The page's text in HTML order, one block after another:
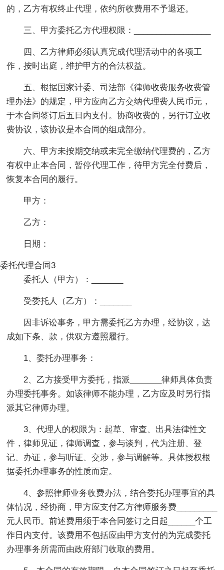
的，乙方有权终止代理，依约所收费用不予退还。
三、甲方委托乙方代理权限：_________________
四、乙方律师必须认真完成代理活动中的各项工
作，按时出庭，维护甲方的合法权益。
五、根据国家计委、司法部《律师收费服务收费管
理办法》的规定，甲方应向乙方交纳代理费人民币元，
于本合同签订后五日内支付。协商收费的，另行订立收
费协议，该协议是本合同的组成部分。
六、甲方未按期交纳或未完全缴纳代理费的，乙方
有权中止本合同，暂停代理工作，待甲方完全付费后，
恢复本合同的履行。
甲方：
乙方：
日期：
委托代理合同3
委托人（甲方）：_______
受委托人（乙方）：_______
因非诉讼事务，甲方需委托乙方办理，经协议，达
成如下条、款，供双方遵照履行。
1、委托办理事务：
2、乙方接受甲方委托，指派_______律师具体负责
办理委托事务。如该律师不能办理，乙方应及时另行指
派其它律师办理。
3、代理人的权限为：起草、审查、出具法律性文
件，律师见证，律师调查，参与谈判，代为注册、登
记、办证，参与听证、交涉，参与调解等。具体授权根
据委托办理事务的性质而定。
4、参照律师业务收费办法，结合委托办理事宜的具
体情况，经协商，甲方应支付乙方律师服务费_________
元人民币。前述费用须于本合同签订之日起______个工
作日内支付。该费用不包括应由甲方支付的为完成委托
办理事务所需而由政府部门收取的费用。